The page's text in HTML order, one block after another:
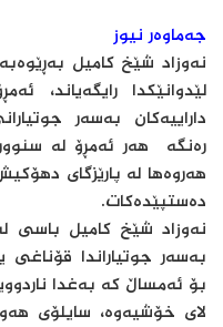
جەماوەر نیوز
نەوزاد شێخ كامیل
لێدوانێكدا رایگەیاند،
داراییەكان بەسەر
رەنگە هەر ئەمڕۆ لە
هەروەها لە پارێزگای
دەستپێدەكات.
نەوزاد شێخ كامیل باسی
بەسەر جوتیاراندا
بۆ ئەمساڵ كە بەغدا
لای خۆشیەوە، سایلۆی